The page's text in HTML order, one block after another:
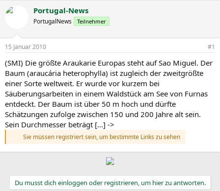
s
t
l
e
r
t
e
l
m
w
t
e
Portugal-News
PortugalNews Teilnehmer
15 Januar 2010 #1
(SMI) Die größte Araukarie Europas steht auf Sao Miguel. Der
Baum (araucária heterophylla) ist zugleich der zweitgrößte
einer Sorte weltweit. Er wurde vor kurzem bei
Säuberungsarbeiten in einem Waldstück am See von Furnas
entdeckt. Der Baum ist über 50 m hoch und dürfte
Schätzungen zufolge zwischen 150 und 200 Jahre alt sein.
Sein Durchmesser beträgt [...] ->
Sie müssen registriert sein, um bestimmte Links zu sehen
Du musst dich einloggen oder registrieren, um hier zu antworten.